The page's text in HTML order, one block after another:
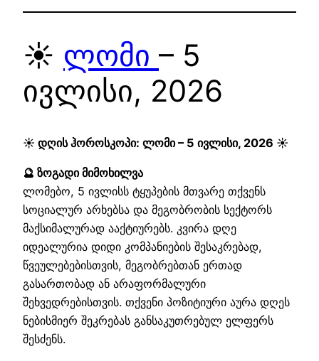
☀️ ლომი – 5
ივლისი, 2026
☀️ დღის ჰოროსკოპი: ლომი – 5 ივლისი, 2026 ☀️
🔮 ზოგადი მიმოხილვა
ლომებო, 5 ივლისს ტყუპების მთვარე თქვენს
სოციალურ არხებსა და მეგობრობის სექტორს
მაქსიმალურად ააქტიურებს. კვირა დღე
იდეალურია დიდი კომპანიების შესაკრებად,
წვეულებებისთვის, მეგობრებთან ერთად
გასართობად ან არაფორმალური
შეხვედრებისთვის. თქვენი პოზიტიური აურა დღეს
ნებისმიერ შეკრებას განსაკუთრებულ ელფერს
შესძენს.